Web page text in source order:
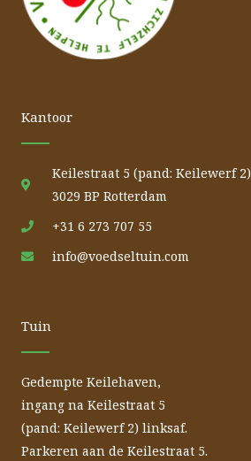
Kantoor
Keilestraat 5 (pand: Keilewerf 2)
3029 BP Rotterdam
+31 6 273 707 55
info@voedseltuin.com
Tuin
Gedempte Keilehaven,
ingang na Keilestraat 5
(pand: Keilewerf 2) linksaf.
Parkeren aan de Keilestraat 5.